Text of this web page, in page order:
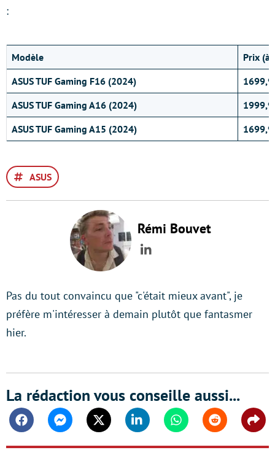
:
Modèle
Prix (à
ASUS TUF Gaming F16 (2024)
ASUS TUF Gaming A16 (2024)
ASUS TUF Gaming A15 (2024)
ASUS
Rémi Bouvet
LinkedIn
Pas du tout convaincu que "c'était mieux avant", je
préfère m'intéresser à demain plutôt que fantasmer
hier.
La rédaction vous conseille aussi...
FacebookMessengerTwitter Linkedin WhatsappReddit